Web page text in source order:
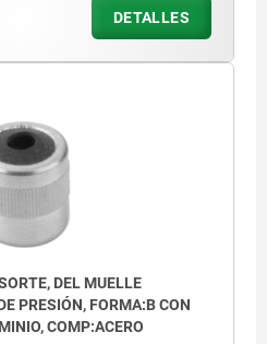
DETALLES
DEL MUELLE
PRESIÓN, FORMA:B CON
ALUMINIO, COMP:ACERO